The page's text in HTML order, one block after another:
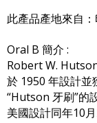
此產品產地來自
Oral B 簡介 :
Robert W.
於 1950 年設計並
“Hutson 牙刷”的
美國設計同年10